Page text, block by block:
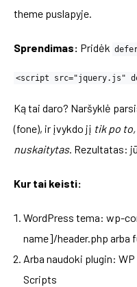
theme puslapyje.
Sprendimas: Pridėk
<script src="jquery.js"
Ką tai daro? Naršyklė
(fone), ir įvykdo jį tik po
nuskaitytas. Rezultatas:
Kur tai keisti:
WordPress tema: wp-
name]/header.php arba
Arba naudoki plugin:
Scripts